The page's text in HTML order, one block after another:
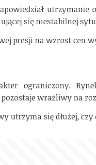
utrzymanie
się niestabilnej
presji na wzrost cen
ograniczony.
wrażliwy na
utrzyma się dłużej,